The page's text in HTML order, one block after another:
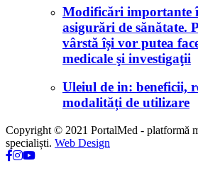
Modificări importante
asigurări de sănătate.
vârstă își vor putea
medicale şi investigaţii
Uleiul de in: beneficii,
modalități de utilizare
Copyright © 2021 PortalMed - platformă
specialiști. Web Design